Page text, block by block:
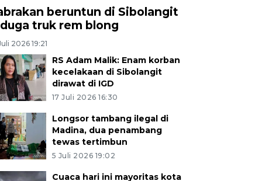
beruntun di Sibolangit
truk rem blong
2026 19:21
RS Adam Malik: Enam korban
kecelakaan di Sibolangit
dirawat di IGD
17 Juli 2026 16:30
Longsor tambang ilegal di
Madina, dua penambang
tewas tertimbun
5 Juli 2026 19:02
Cuaca hari ini mayoritas kota